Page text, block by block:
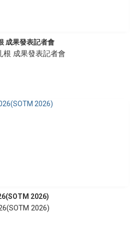
成果發表記者會
根 成果發表記者會
2026)
2026)